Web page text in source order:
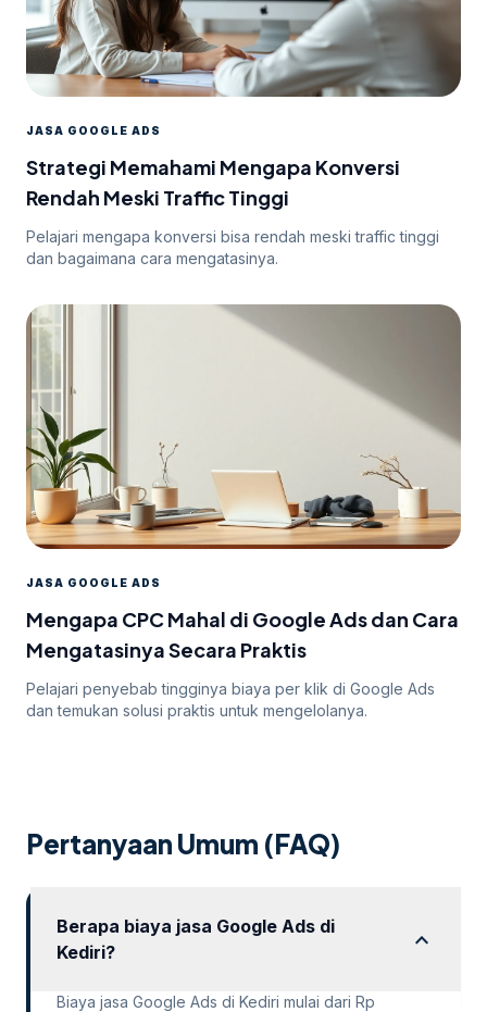
JASA GOOGLE ADS
Strategi Memahami Mengapa Konversi
Rendah Meski Traffic Tinggi
Pelajari mengapa konversi bisa rendah meski traffic tinggi
dan bagaimana cara mengatasinya.
JASA GOOGLE ADS
Mengapa CPC Mahal di Google Ads dan Cara
Mengatasinya Secara Praktis
Pelajari penyebab tingginya biaya per klik di Google Ads
dan temukan solusi praktis untuk mengelolanya.
Pertanyaan Umum (FAQ)
Berapa biaya jasa Google Ads di
Kediri?
expand_more
Biaya jasa Google Ads di Kediri mulai dari Rp